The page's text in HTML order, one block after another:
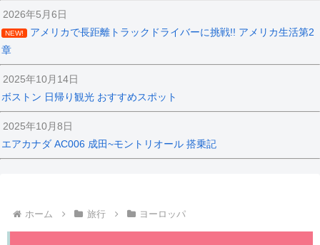
2026年5月6日
NEW!
アメリカで長距離トラックドライバーに挑戦!! アメリカ生活第2
章
2025年10月14日
ボストン 日帰り観光 おすすめスポット
2025年10月8日
エアカナダ AC006 成田~モントリオール 搭乗記
ホーム 旅行 ヨーロッパ